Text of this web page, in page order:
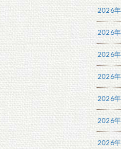
2026
2026
2026
2026
2026
2026
2026